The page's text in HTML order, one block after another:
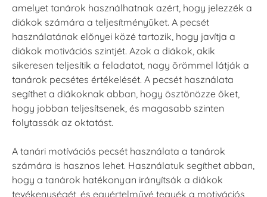
amelyet tanárok használhatnak azért, hogy jelezzék a
diákok számára a teljesítményüket. A pecsét
használatának előnyei közé tartozik, hogy javítja a
diákok motivációs szintjét. Azok a diákok, akik
sikeresen teljesítik a feladatot, nagy örömmel látják a
tanárok pecsétes értékelését. A pecsét használata
segíthet a diákoknak abban, hogy ösztönözze őket,
hogy jobban teljesítsenek, és magasabb szinten
folytassák az oktatást.
A tanári motívációs pecsét használata a tanárok
számára is hasznos lehet. Használatuk segíthet abban,
hogy a tanárok hatékonyan irányítsák a diákok
tevékenységét, és egyértelművé tegyék a motivációs